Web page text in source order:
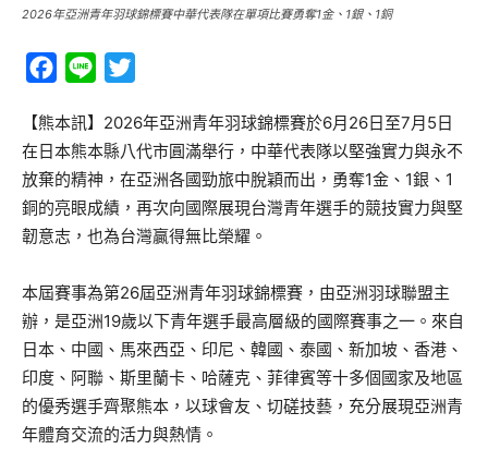
2026年亞洲青年羽球錦標賽中華代表隊在單項比賽勇奪1金、1銀、1銅
Facebook
Line
【熊本訊】2026年亞洲青年羽球錦標賽於6月26日至7月5日
在日本熊本縣八代市圓滿舉行，中華代表隊以堅強實力與永不
放棄的精神，在亞洲各國勁旅中脫穎而出，勇奪1金、1銀、1
銅的亮眼成績，再次向國際展現台灣青年選手的競技實力與堅
韌意志，也為台灣贏得無比榮耀。
本屆賽事為第26屆亞洲青年羽球錦標賽，由亞洲羽球聯盟主
辦，是亞洲19歲以下青年選手最高層級的國際賽事之一。來自
日本、中國、馬來西亞、印尼、韓國、泰國、新加坡、香港、
印度、阿聯、斯里蘭卡、哈薩克、菲律賓等十多個國家及地區
的優秀選手齊聚熊本，以球會友、切磋技藝，充分展現亞洲青
年體育交流的活力與熱情。